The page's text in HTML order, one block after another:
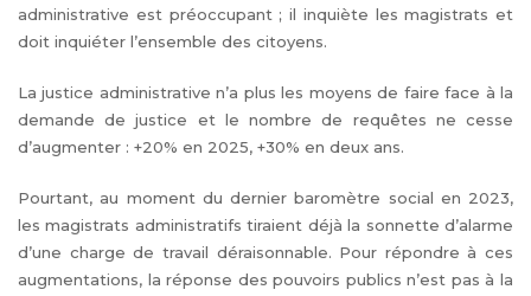
administrative est préoccupant ; il inquiète les magistrats et
doit inquiéter l’ensemble des citoyens.
La justice administrative n’a plus les moyens de faire face à la
demande de justice et le nombre de requêtes ne cesse
d’augmenter : +20% en 2025, +30% en deux ans.
Pourtant, au moment du dernier baromètre social en 2023,
les magistrats administratifs tiraient déjà la sonnette d’alarme
d’une charge de travail déraisonnable. Pour répondre à ces
augmentations, la réponse des pouvoirs publics n’est pas à la